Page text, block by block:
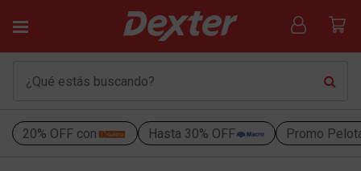
20% OFF con Hasta 30% OFF Promo